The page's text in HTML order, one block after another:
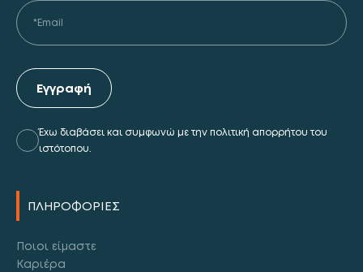
Εγγραφή
Έχω διαβάσει και συμφωνώ με την πολιτική απορρήτου του
ιστότοπου.
Alternative:
ΠΛΗΡΟΦΟΡΙΕΣ
Ποιοι είμαστε
Καριέρα